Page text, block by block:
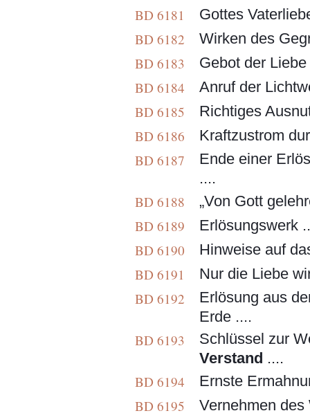
BD 6181
Gottes
BD 6182
Wirken des
BD 6183
Gebot der Liebe
BD 6184
Anruf der
BD 6185
Richtiges
BD 6186
Kraftzustrom
BD 6187
Ende einer
....
BD 6188
„Von Gott
BD 6189
Erlösungswerk
BD 6190
Hinweise auf
BD 6191
Nur die Liebe
BD 6192
Erlösung aus
Erde ....
BD 6193
Schlüssel zur
Verstand ....
BD 6194
Ernste
BD 6195
Vernehmen